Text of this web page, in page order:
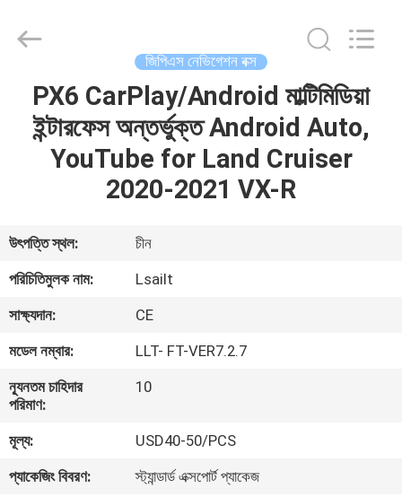
বাড়ি
আমাদের
সম্পর্কে
কারখানা
ভ্রমণ
মান
নিয়ন্ত্রণ
Electron
Co.,Ltd.
Reserved.
জিপিএস নেভিগেশন বক্স
PX6 CarPlay/Android মাল্টিমিডিয়া
ইন্টারফেস অন্তর্ভুক্ত Android Auto,
YouTube for Land Cruiser
2020-2021 VX-R
উৎপত্তি স্থল:
চীন
পরিচিতিমুলক নাম:
Lsailt
সাক্ষ্যদান:
CE
মডেল নম্বার:
LLT- FT-VER7.2.7
ন্যূনতম চাহিদার
পরিমাণ:
10
মূল্য:
USD40-50/PCS
প্যাকেজিং বিবরণ:
স্ট্যান্ডার্ড এক্সপোর্ট প্যাকেজ